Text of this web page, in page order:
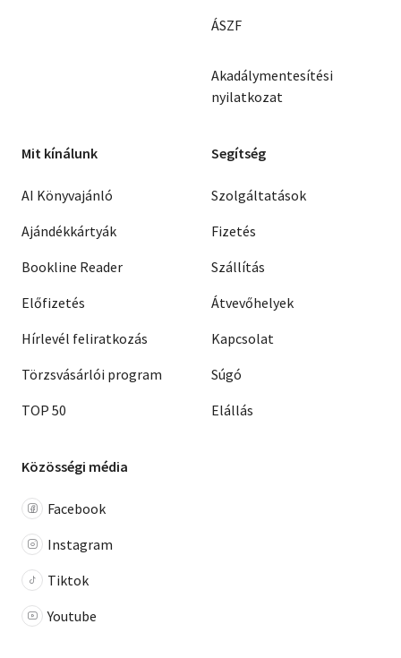
ÁSZF
Akadálymentesítési
nyilatkozat
Mit kínálunk
AI Könyvajánló
Ajándékkártyák
Bookline Reader
Előfizetés
Hírlevél feliratkozás
Törzsvásárlói program
TOP 50
Segítség
Szolgáltatások
Fizetés
Szállítás
Átvevőhelyek
Kapcsolat
Súgó
Elállás
Közösségi média
Facebook
Instagram
Tiktok
Youtube